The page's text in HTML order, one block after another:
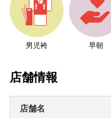
男児袴 早朝
店舗情報
店舗名